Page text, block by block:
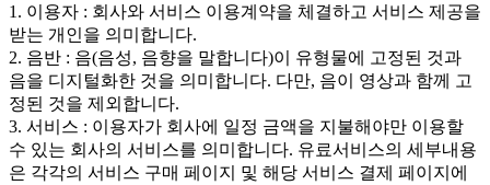
1. 이용자 : 회사와 서비스 이용계약을 체결하고 서비스 제공을
받는 개인을 의미합니다.
2. 음반 : 음(음성, 음향을 말합니다)이 유형물에 고정된 것과
음을 디지털화한 것을 의미합니다. 다만, 음이 영상과 함께 고
정된 것을 제외합니다.
3. 서비스 : 이용자가 회사에 일정 금액을 지불해야만 이용할
수 있는 회사의 서비스를 의미합니다. 유료서비스의 세부내용
은 각각의 서비스 구매 페이지 및 해당 서비스 결제 페이지에